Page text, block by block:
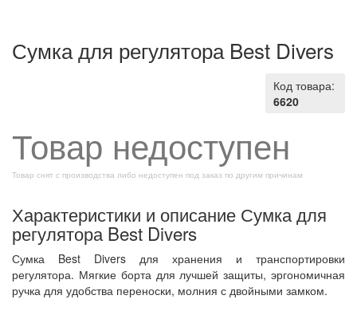
Сумка для регулятора Best Divers
Код товара:
6620
Товар недоступен
Товар снят с производства либо недоступен под заказ по другим причинам
Характеристики и описание Сумка для
регулятора Best Divers
Сумка Best Divers для хранения и транспортировки
регулятора. Мягкие борта для лучшей защиты, эргономичная
ручка для удобства переноски, молния с двойными замком.